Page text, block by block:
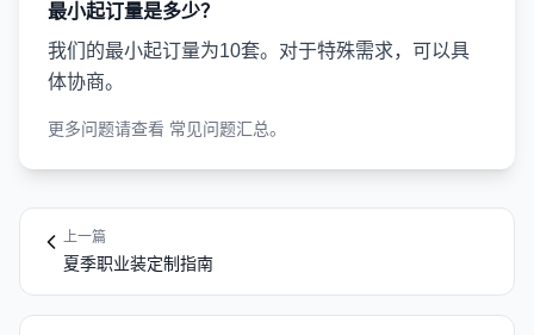
最小起订量是多少？
我们的最小起订量为10套。对于特殊需求，可以具
体协商。
更多问题请查看 常见问题汇总。
上一篇
夏季职业装定制指南